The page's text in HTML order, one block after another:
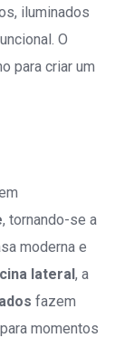
iluminados
O
para criar um
, tornando-se a
moderna e
lateral, a
fazem
momentos